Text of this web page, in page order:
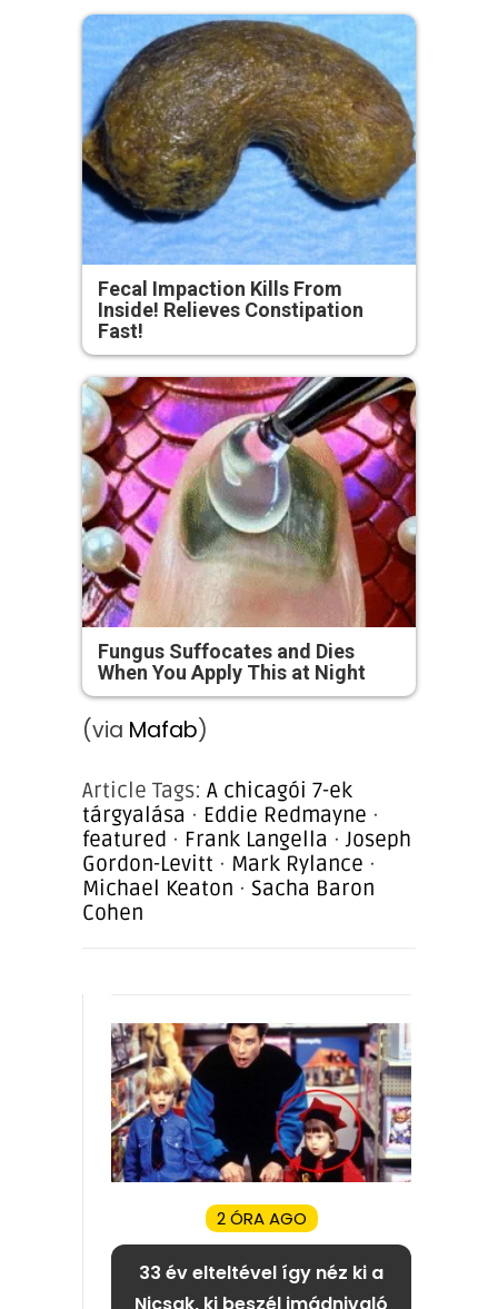
Fecal Impaction Kills From
Inside! Relieves Constipation
Fast!
Fungus Suffocates and Dies
When You Apply This at Night
(via Mafab)
Article Tags: A chicagói 7-ek
tárgyalása · Eddie Redmayne ·
featured · Frank Langella · Joseph
Gordon-Levitt · Mark Rylance ·
Michael Keaton · Sacha Baron
Cohen
2 ÓRA AGO
33 év elteltével így néz ki a
Nicsak, ki beszél imádnivaló